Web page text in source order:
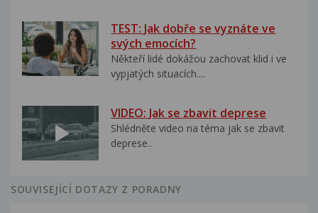
TEST: Jak dobře se vyznáte ve
svých emocích?
Někteří lidé dokážou zachovat klid i ve
vypjatých situacích....
VIDEO: Jak se zbavit deprese
Shlédněte video na téma jak se zbavit
deprese..
SOUVISEJÍCÍ DOTAZY Z PORADNY